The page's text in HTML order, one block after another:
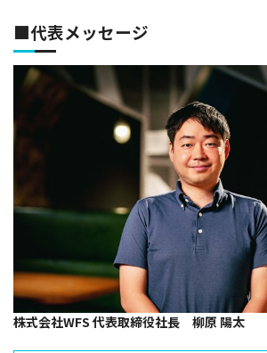
■代表メッセージ
株式会社WFS 代表取締役社長 柳原 陽太